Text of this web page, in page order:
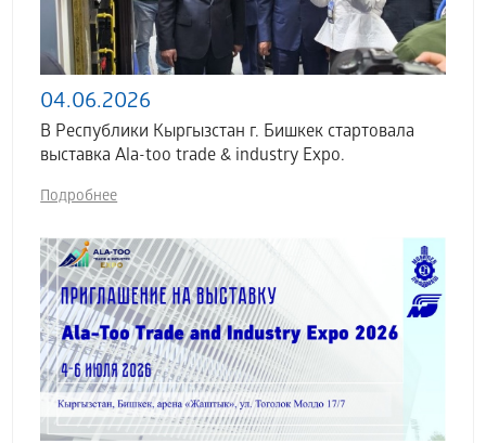
04.06.2026
В Республики Кыргызстан г. Бишкек стартовала
выставка Аla-too trade & industry Expo.
Подробнее